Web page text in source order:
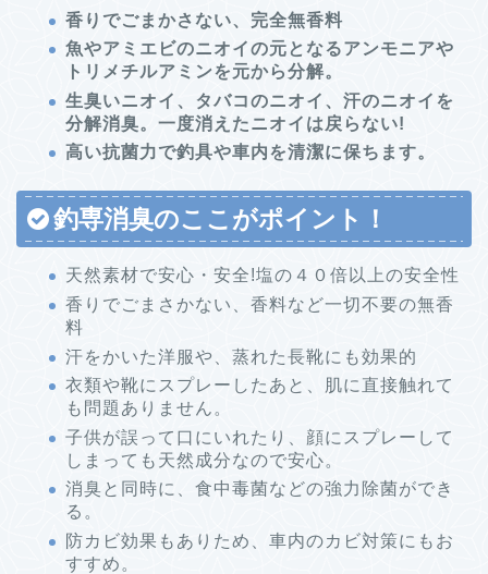
香りでごまかさない、完全無香料
魚やアミエビのニオイの元となるアンモニアや
トリメチルアミンを元から分解。
生臭いニオイ、タバコのニオイ、汗のニオイを
分解消臭。一度消えたニオイは戻らない!
高い抗菌力で釣具や車内を清潔に保ちます。
釣専消臭のここがポイント！
天然素材で安心・安全!塩の４０倍以上の安全性
香りでごまさかない、香料など一切不要の無香
料
汗をかいた洋服や、蒸れた長靴にも効果的
衣類や靴にスプレーしたあと、肌に直接触れて
も問題ありません。
子供が誤って口にいれたり、顔にスプレーして
しまっても天然成分なので安心。
消臭と同時に、食中毒菌などの強力除菌ができ
る。
防カビ効果もありため、車内のカビ対策にもお
すすめ。